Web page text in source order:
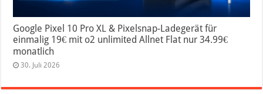
Google Pixel 10 Pro XL & Pixelsnap-Ladegerät für
einmalig 19€ mit o2 unlimited Allnet Flat nur 34.99€
monatlich
30. Juli 2026